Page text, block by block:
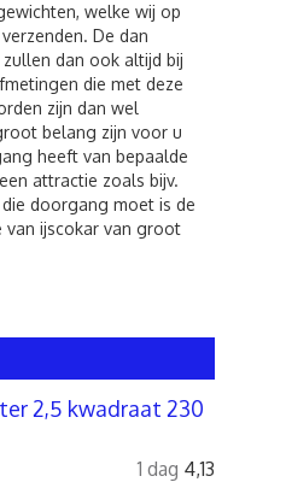
welke wij op
De dan
dan ook altijd bij
die met deze
zijn dan wel
belang zijn voor u
heeft van bepaalde
attractie zoals bijv.
doorgang moet is de
van ijscokar van groot
2,5 kwadraat 230
1 dag 4,13